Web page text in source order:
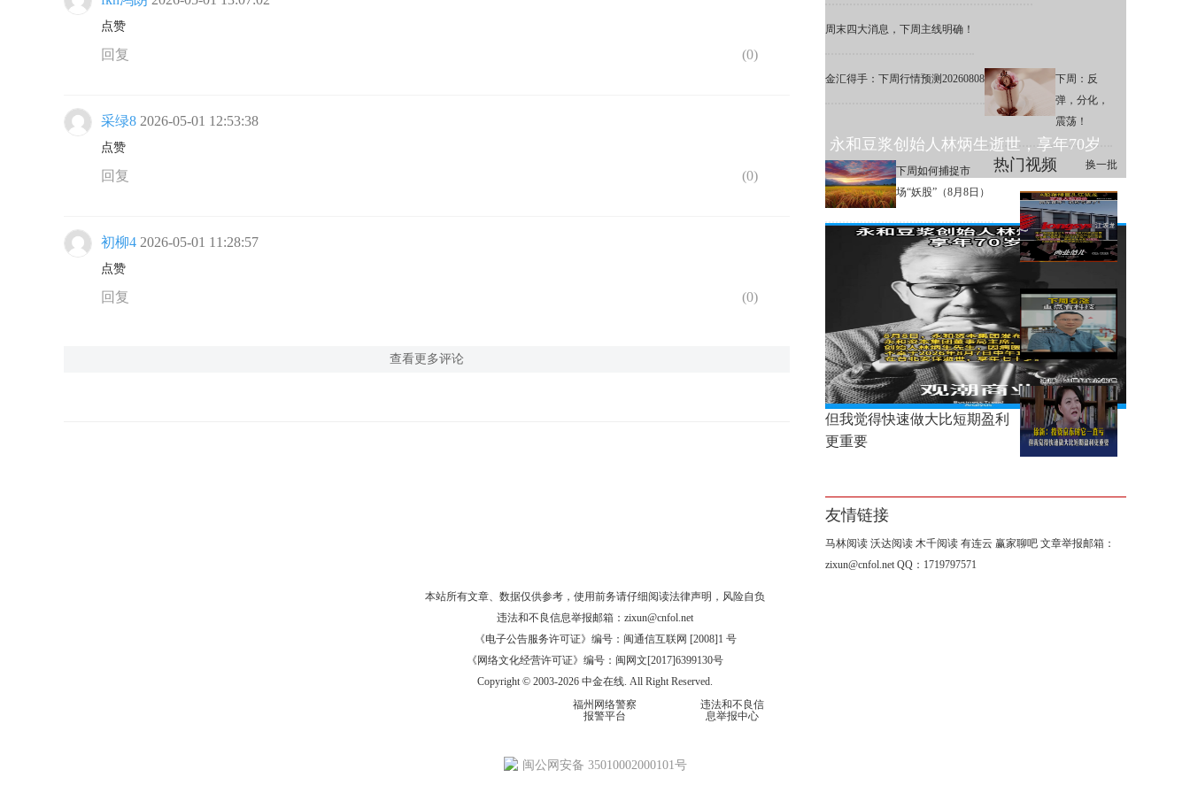
点赞
回复 (0)
采绿8 2026-05-01 12:53:38
点赞
回复 (0)
初柳4 2026-05-01 11:28:57
点赞
回复 (0)
查看更多评论
周末四大消息，下周主线明确！
金汇得手：下周行情预测20260808
下周：反
弹，分化，
震荡！
下周如何捕捉市
场“妖股”（8月8日）
热门视频 换一批
永和豆浆创始人林炳生逝世，享年70岁
A股存储巨头江波龙定增大幅溢
价，网友直呼：机构亏麻了！
下周大盘分析和交易策略！
徐新：投资京东时它一直亏，
但我觉得快速做大比短期盈利
更重要
友情链接
马林阅读 沃达阅读 木千阅读 有连云 赢家聊吧 文章举报邮箱：
zixun@cnfol.net QQ：1719797571
本站所有文章、数据仅供参考，使用前务请仔细阅读法律声明 ，风险自负
违法和不良信息举报邮箱： zixun@cnfol.net
《电子公告服务许可证》编号：闽通信互联网 [2008]1 号
《网络文化经营许可证》编号：闽网文[2017]6399130号
Copyright © 2003-2026 中金在线. All Right Reserved.
福州网络警察
报警平台
违法和不良信
息举报中心
闽公网安备 35010002000101号